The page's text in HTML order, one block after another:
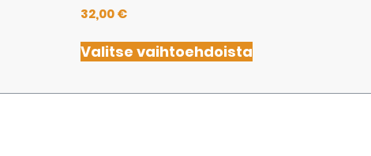
32,00€
Valitse vaihtoehdoista